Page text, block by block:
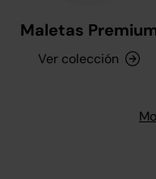
Maletas
Ver colección